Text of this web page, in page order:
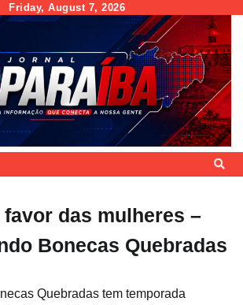
Friday, August 7, 2026
das mulheres –
Bonecas Quebradas
Quebradas tem temporada